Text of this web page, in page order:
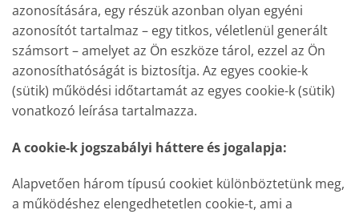
azonosítására, egy részük azonban olyan egyéni
azonosítót tartalmaz – egy titkos, véletlenül generált
számsort – amelyet az Ön eszköze tárol, ezzel az Ön
azonosíthatóságát is biztosítja. Az egyes cookie-k
(sütik) működési időtartamát az egyes cookie-k (sütik)
vonatkozó leírása tartalmazza.
A cookie-k jogszabályi háttere és jogalapja:
Alapvetően három típusú cookiet különböztetünk meg,
a működéshez elengedhetetlen cookie-t, ami a